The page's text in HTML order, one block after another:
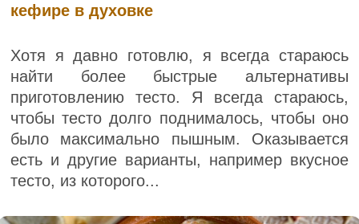
кефире в духовке
Хотя я давно готовлю, я всегда стараюсь
найти более быстрые альтернативы
приготовлению тесто. Я всегда стараюсь,
чтобы тесто долго поднималось, чтобы оно
было максимально пышным. Оказывается
есть и другие варианты, например вкусное
тесто, из которого...